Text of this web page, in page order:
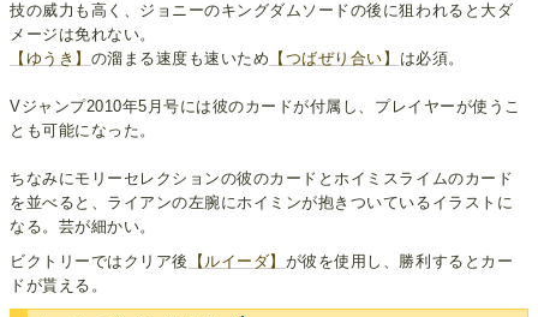
技の威力も高く、ジョニーのキングダムソードの後に狙われると大ダ
メージは免れない。
【ゆうき】 の溜まる速度も速いため 【つばぜり合い】 は必須。
Vジャンプ2010年5月号には彼のカードが付属し、プレイヤーが使うこ
とも可能になった。
ちなみにモリーセレクションの彼のカードとホイミスライムのカード
を並べると、ライアンの左腕にホイミンが抱きついているイラストに
なる。芸が細かい。
ビクトリーではクリア後
【ルイーダ】 が彼を使用し、勝利するとカー
ドが貰える。